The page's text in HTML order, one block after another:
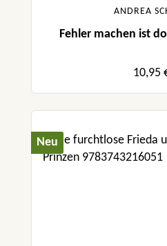
ANDREA
Fehler machen ist
10,95
Neu